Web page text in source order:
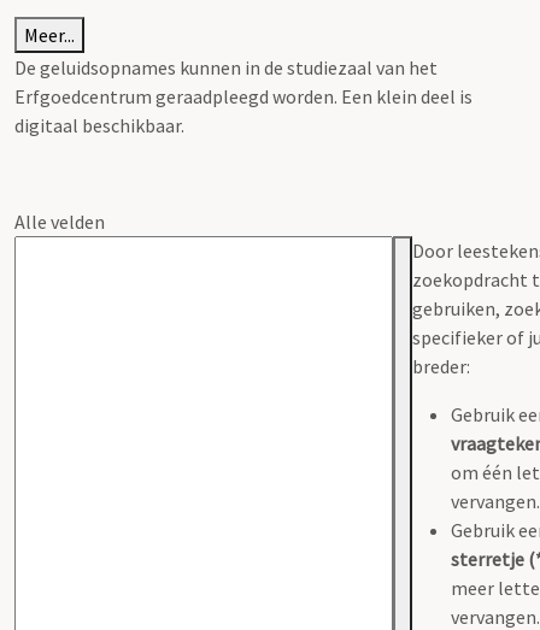
Meer...
De geluidsopnames kunnen in de studiezaal van het
Erfgoedcentrum geraadpleegd worden. Een klein deel is
digitaal beschikbaar.
Alle velden
Door
zoekopdracht
gebruiken,
specifieker of
breder:
Gebruik
om één
vervangen.
Gebruik
sterretje
meer
vervangen.